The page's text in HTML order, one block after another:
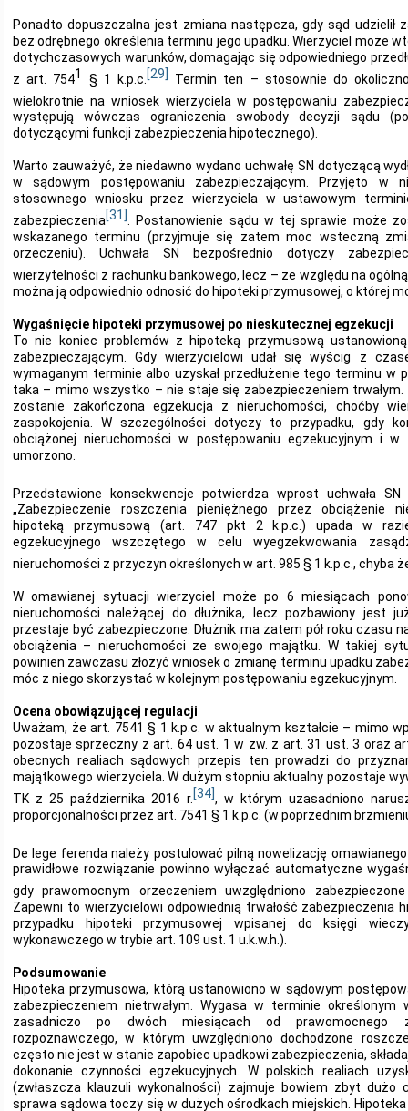
Ponadto dopuszczalna jest zmiana następcza, gdy sąd udzielił
bez odrębnego określenia terminu jego upadku. Wierzyciel może
dotychczasowych warunków, domagając się odpowiedniego
z art. 7541 § 1 k.p.c.[29]
Termin ten – stosownie do
wielokrotnie na wniosek wierzyciela w postępowaniu
występują wówczas ograniczenia swobody decyzji sądu
dotyczącymi funkcji zabezpieczenia hipotecznego).
Warto zauważyć, że niedawno wydano uchwałę SN dotyczącą
w sądowym postępowaniu zabezpieczającym. Przyjęto w
stosownego wniosku przez wierzyciela w ustawowym
zabezpieczenia[31]
. Postanowienie sądu w tej sprawie może
wskazanego terminu (przyjmuje się zatem moc wsteczną
orzeczeniu). Uchwała SN bezpośrednio dotyczy
wierzytelności z rachunku bankowego, lecz – ze względu na
można ją odpowiednio odnosić do hipoteki przymusowej, o której
Wygaśnięcie hipoteki przymusowej po nieskutecznej egzekucji
To nie koniec problemów z hipoteką przymusową
zabezpieczającym. Gdy wierzycielowi udał się wyścig z
wymaganym terminie albo uzyskał przedłużenie tego terminu w
taka – mimo wszystko – nie staje się zabezpieczeniem
zostanie zakończona egzekucja z nieruchomości, choćby
zaspokojenia. W szczególności dotyczy to przypadku, gdy
obciążonej nieruchomości w postępowaniu egzekucyjnym i
umorzono.
Przedstawione konsekwencje potwierdza wprost uchwała
„Zabezpieczenie roszczenia pieniężnego przez obciążenie
hipoteką przymusową (art. 747 pkt 2 k.p.c.) upada w
egzekucyjnego wszczętego w celu wyegzekwowania
nieruchomości z przyczyn określonych w art. 985 § 1 k.p.c., chyba
W omawianej sytuacji wierzyciel może po 6 miesiącach
nieruchomości należącej do dłużnika, lecz pozbawiony jest
przestaje być zabezpieczone. Dłużnik ma zatem pół roku czasu
obciążenia – nieruchomości ze swojego majątku. W takiej
powinien zawczasu złożyć wniosek o zmianę terminu upadku
móc z niego skorzystać w kolejnym postępowaniu egzekucyjnym.
Ocena obowiązującej regulacji
Uważam, że art. 7541 § 1 k.p.c. w aktualnym kształcie – mimo
pozostaje sprzeczny z art. 64 ust. 1 w zw. z art. 31 ust. 3 oraz
obecnych realiach sądowych przepis ten prowadzi do
majątkowego wierzyciela. W dużym stopniu aktualny pozostaje
TK z 25 października 2016 r. [34], w którym uzasadniono
proporcjonalności przez art. 7541 § 1 k.p.c. (w poprzednim
De lege ferenda należy postulować pilną nowelizację
prawidłowe rozwiązanie powinno wyłączać automatyczne
gdy prawomocnym orzeczeniem uwzględniono
Zapewni to wierzycielowi odpowiednią trwałość zabezpieczenia
przypadku hipoteki przymusowej wpisanej do księgi
wykonawczego w trybie art. 109 ust. 1 u.k.w.h.).
Podsumowanie
Hipoteka przymusowa, którą ustanowiono w sądowym
zabezpieczeniem nietrwałym. Wygasa w terminie
zasadniczo po dwóch miesiącach od prawomocnego
rozpoznawczego, w którym uwzględniono dochodzone
często nie jest w stanie zapobiec upadkowi zabezpieczenia,
dokonanie czynności egzekucyjnych. W polskich realiach
(zwłaszcza klauzuli wykonalności) zajmuje bowiem zbyt dużo
sprawa sądowa toczy się w dużych ośrodkach miejskich.